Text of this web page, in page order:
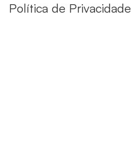
Política de Privacidade